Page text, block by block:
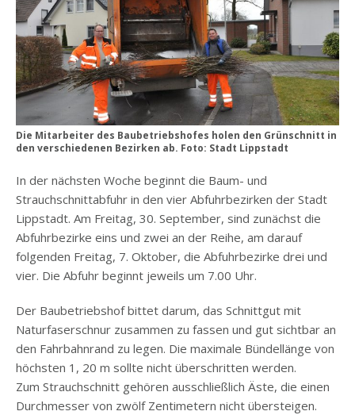
Die Mitarbeiter des Baubetriebshofes holen den Grünschnitt in
den verschiedenen Bezirken ab. Foto: Stadt Lippstadt
In der nächsten Woche beginnt die Baum- und
Strauchschnittabfuhr in den vier Abfuhrbezirken der Stadt
Lippstadt. Am Freitag, 30. September, sind zunächst die
Abfuhrbezirke eins und zwei an der Reihe, am darauf
folgenden Freitag, 7. Oktober, die Abfuhrbezirke drei und
vier. Die Abfuhr beginnt jeweils um 7.00 Uhr.
Der Baubetriebshof bittet darum, das Schnittgut mit
Naturfaserschnur zusammen zu fassen und gut sichtbar an
den Fahrbahnrand zu legen. Die maximale Bündellänge von
höchsten 1, 20 m sollte nicht überschritten werden.
Zum Strauchschnitt gehören ausschließlich Äste, die einen
Durchmesser von zwölf Zentimetern nicht übersteigen.